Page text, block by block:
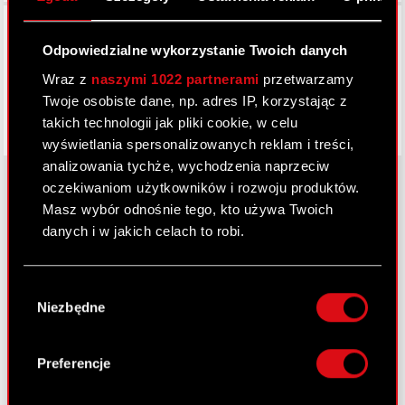
Odpowiedzialne wykorzystanie Twoich danych
Wraz z naszymi 1022 partnerami przetwarzamy
Twoje osobiste dane, np. adres IP, korzystając z
takich technologii jak pliki cookie, w celu
wyświetlania spersonalizowanych reklam i treści,
analizowania tychże, wychodzenia naprzeciw
oczekiwaniom użytkowników i rozwoju produktów.
Masz wybór odnośnie tego, kto używa Twoich
danych i w jakich celach to robi.
Gromadzić dane dotyczące Twojej
lokalizacji geograficznej z dokładnością nawet
Identyfikować Twoje urządzenie, aktywnie
analizując charakteryzującego je zbiory
zgody
Niezbędne
Preferencje
Facebook
O CD PROJEKT
Grupa Kapitałowa
Nasz biznes
Zrównoważony rozwój